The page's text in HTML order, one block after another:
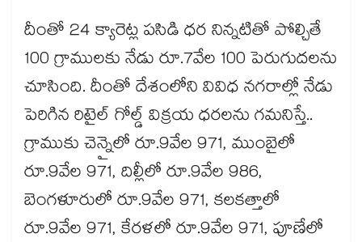
దీంతో 24 క్యారెట్ల పసిడి ధర నిన్నటితో పోల్చితే
100 గ్రాములకు నేడు రూ.7వేల 100 పెరుగుదలను
చూసింది. దీంతో దేశంలోని వివిధ నగరాల్లో నేడు
పెరిగిన రిటైల్ గోల్డ్ విక్రయ ధరలను గమనిస్తే..
గ్రాముకు చెన్నైలో రూ.9వేల 971, ముంబైలో
రూ.9వేల 971, దిల్లీలో రూ.9వేల 986,
బెంగళూరులో రూ.9వేల 971, కలకత్తాలో
రూ.9వేల 971, కేరళలో రూ.9వేల 971, పూణేలో